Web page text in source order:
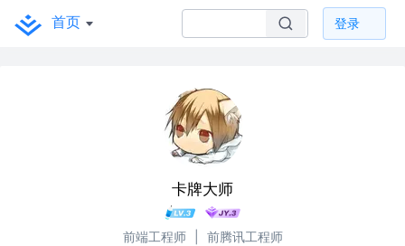
首页 登录
卡牌大师
前端工程师
前腾讯工程师